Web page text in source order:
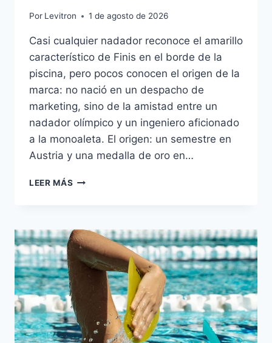
Por Levitron 1 de agosto de 2026
Casi cualquier nadador reconoce el amarillo
característico de Finis en el borde de la
piscina, pero pocos conocen el origen de la
marca: no nació en un despacho de
marketing, sino de la amistad entre un
nadador olímpico y un ingeniero aficionado
a la monoaleta. El origen: un semestre en
Austria y una medalla de oro en…
LEER MÁS POR
UNA
MARCA
DE
REFERENCIA
ACCESORIOS
DE
ENTRENAMIENTO